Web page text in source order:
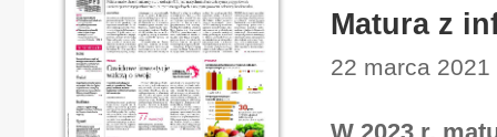
Matura z
22 marca